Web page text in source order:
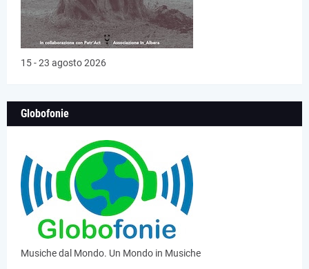
15 - 23 agosto 2026
Globofonie
Musiche dal Mondo. Un Mondo in Musiche